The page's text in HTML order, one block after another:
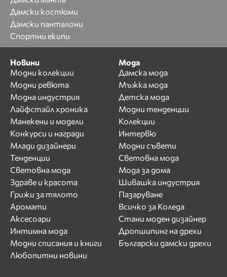
Дамски костюми
Дамски панталони
Спортни екипи
Новини
Модни колекции
Модни ревюта
Модна индустрия
Лайфстайл хроника
Манекени и модели
Конкурси и награди
Млади дизайнери
Тенденции
Световна мода
Здраве и красота
Грижи за тялото
Аромати
Аксесоари
Интимна мода
Модни списания и книги
Любопитни новини
Мода
Дамска мода
Мъжка мода
Детска мода
Модни тенденции
Колекции
Интервю
Модни съвети
Световна мода
Мода за дома
Шивашка индустрия
Пазаруване
Всичко за Коледа
Стани моден дизайнер
Дропшипинг на дрехи
Български дамски дрехи